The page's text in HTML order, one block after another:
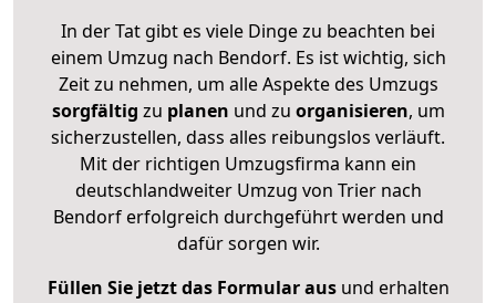
In der Tat gibt es viele Dinge zu beachten bei
einem Umzug nach Bendorf. Es ist wichtig, sich
Zeit zu nehmen, um alle Aspekte des Umzugs
sorgfältig zu planen und zu organisieren, um
sicherzustellen, dass alles reibungslos verläuft.
Mit der richtigen Umzugsfirma kann ein
deutschlandweiter Umzug von Trier nach
Bendorf erfolgreich durchgeführt werden und
dafür sorgen wir.
Füllen Sie jetzt das Formular ausund erhalten